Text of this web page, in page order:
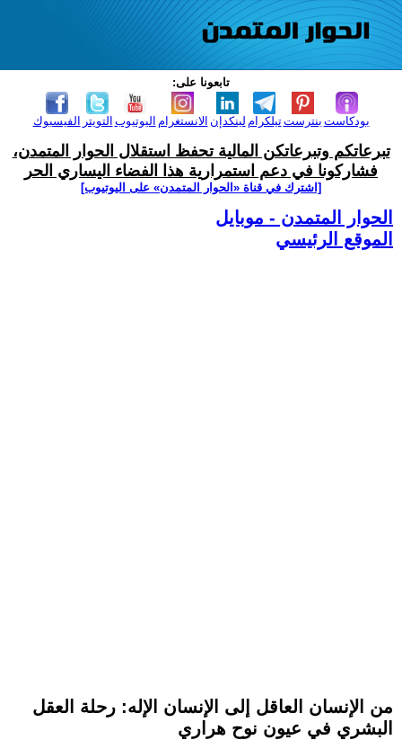
تابعونا على:
الفيسبوك التويتر اليوتيوب الانستغرام لينكدإن تيلكرامبنترست بودكاست
تبرعاتكم وتبرعاتكن المالية تحفظ استقلال الحوار المتمدن،
فشاركونا في دعم استمرارية هذا الفضاء اليساري الحر
[اشترك في قناة ‫«الحوار المتمدن» على اليوتيوب]
الحوار المتمدن - موبايل
الموقع الرئيسي
من الإنسان العاقل إلى الإنسان الإله: رحلة العقل
البشري في عيون نوح هراري